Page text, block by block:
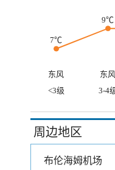
7℃
9℃
东风 东风
<3级
3-4
周边地区
布伦海姆机场